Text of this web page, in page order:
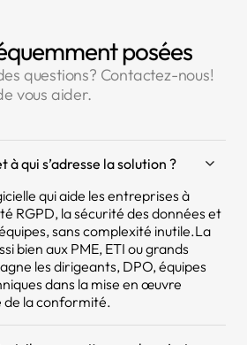
posées
questions? Contactez-nous!
vous aider.
à qui s’adresse la solution ?
qui aide les entreprises à
RGPD, la sécurité des données et
sans complexité inutile.La
bien aux PME, ETI ou grands
les dirigeants, DPO, équipes
dans la mise en œuvre
la conformité.